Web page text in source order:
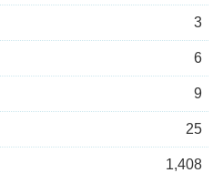
3
6
9
25
1,408